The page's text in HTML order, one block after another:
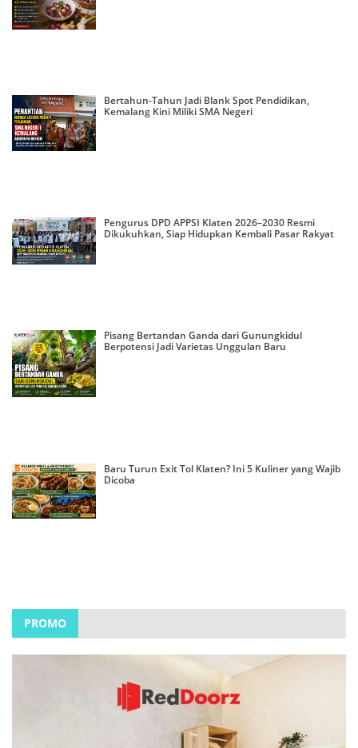
Bertahun-Tahun Jadi Blank Spot Pendidikan,
Kemalang Kini Miliki SMA Negeri
Pengurus DPD APPSI Klaten 2026–2030 Resmi
Dikukuhkan, Siap Hidupkan Kembali Pasar Rakyat
Pisang Bertandan Ganda dari Gunungkidul
Berpotensi Jadi Varietas Unggulan Baru
Baru Turun Exit Tol Klaten? Ini 5 Kuliner yang Wajib
Dicoba
PROMO